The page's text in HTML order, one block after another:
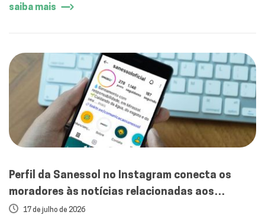
saiba mais
Perfil da Sanessol no Instagram conecta os
moradores às notícias relacionadas aos
serviços de água e esgoto
17 de julho de 2026